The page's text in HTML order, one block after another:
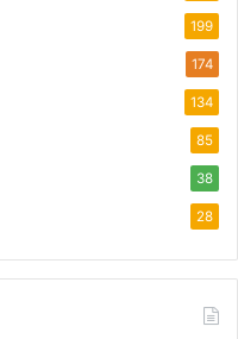
199
174
134
85
38
28